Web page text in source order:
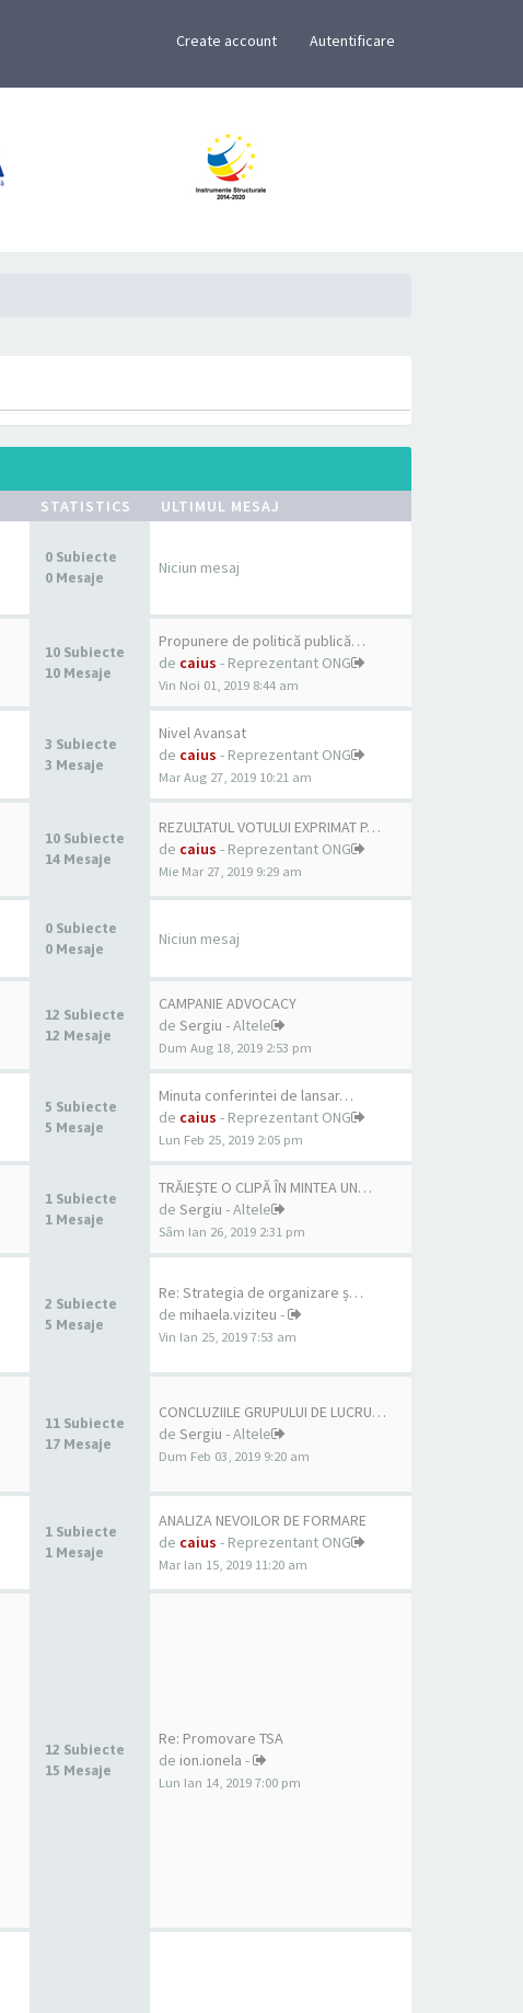
Create account Autentificare
STATISTICS ULTIMUL MESAJ
0 Subiecte
0 Mesaje
Niciun mesaj
10 Subiecte
10 Mesaje
Propunere de politică publică…
de caius - Reprezentant ONG
Vin Noi 01, 2019 8:44 am
3 Subiecte
3 Mesaje
Nivel Avansat
de caius - Reprezentant ONG
Mar Aug 27, 2019 10:21 am
10 Subiecte
14 Mesaje
REZULTATUL VOTULUI EXPRIMAT P…
de caius - Reprezentant ONG
Mie Mar 27, 2019 9:29 am
0 Subiecte
0 Mesaje
Niciun mesaj
12 Subiecte
12 Mesaje
CAMPANIE ADVOCACY
de Sergiu - Altele
Dum Aug 18, 2019 2:53 pm
5 Subiecte
5 Mesaje
Minuta conferintei de lansar…
de caius - Reprezentant ONG
Lun Feb 25, 2019 2:05 pm
1 Subiecte
1 Mesaje
TRĂIEȘTE O CLIPĂ ÎN MINTEA UN…
de Sergiu - Altele
Sâm Ian 26, 2019 2:31 pm
2 Subiecte
5 Mesaje
Re: Strategia de organizare ș…
de mihaela.viziteu -
Vin Ian 25, 2019 7:53 am
11 Subiecte
17 Mesaje
CONCLUZIILE GRUPULUI DE LUCRU…
de Sergiu - Altele
Dum Feb 03, 2019 9:20 am
1 Subiecte
1 Mesaje
ANALIZA NEVOILOR DE FORMARE
de caius - Reprezentant ONG
Mar Ian 15, 2019 11:20 am
12 Subiecte
15 Mesaje
Re: Promovare TSA
de ion.ionela -
Lun Ian 14, 2019 7:00 pm